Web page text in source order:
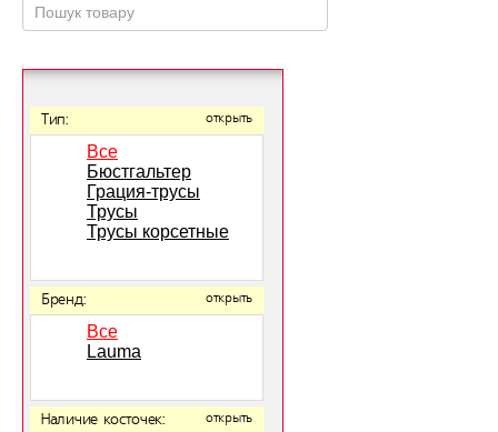
Тип: открыть
Все
Бюстгальтер
Грация-трусы
Трусы
Трусы корсетные
Бренд: открыть
Все
Lauma
Наличие косточек: открыть